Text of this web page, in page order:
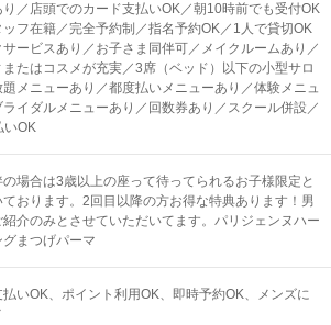
り／店頭でのカード支払いOK／朝10時前でも受付OK
ッフ在籍／完全予約制／指名予約OK／1人で貸切OK
サービスあり／お子さま同伴可／メイクルームあり／
またはコスメが充実／3席（ベッド）以下の小型サロ
題メニューあり／都度払いメニューあり／体験メニュ
ライダルメニューあり／回数券あり／スクール併設／
いOK
の場合は3歳以上の座って待ってられるお子様限定と
ております。2回目以降の方お得な特典あります！男
介のみとさせていただいてます。パリジェンヌハー
まつげパーマ
払いOK ポイント利用OK 即時予約OK
メンズに